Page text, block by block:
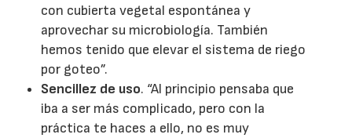
con cubierta vegetal espontánea y
aprovechar su microbiología. También
hemos tenido que elevar el sistema de riego
por goteo”.
Sencillez de uso. “Al principio pensaba que
iba a ser más complicado, pero con la
práctica te haces a ello, no es muy